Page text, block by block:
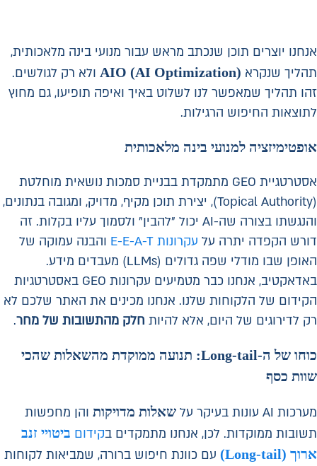
אנחנו יוצרים תוכן שנכתב מראש עבור מנועי בינה מלאכותית,
תהליך שנקרא AIO (AI Optimization) ולא רק לגולשים.
זהו תהליך שמאפשר לנו לשלוט באיך ואיפה תופיעו, גם מחוץ
לתוצאות החיפוש הרגילות.
אופטימיזציה למנועי בינה מלאכותית
אסטרטגיית GEO מתמקדת בבניית סמכות נושאית מוחלטת
(Topical Authority), יצירת תוכן מקיף, מדויק, ומגובה בנתונים,
והנגשתו בצורה שה-AI יכול "להבין" ולסמוך עליו בקלות. זה
דורש הקפדה יתרה על עקרונות E-E-A-T
והבנה עמוקה של
האופן שבו מודלי שפה גדולים (LLMs) מעבדים מידע.
באדאקטיב, אנחנו כבר מטמיעים עקרונות GEO באסטרטגיות
הקידום של הלקוחות שלנו. אנחנו מכינים את האתר שלכם לא
רק לדירוגים של היום, אלא להיות חלק מהתשובות של מחר.
כוחו של ה-Long-tail: תנועה ממוקדת מהשאלות שהכי
שוות כסף
מערכות AI עונות בעיקר על שאלות מדויקות והן מחפשות
תשובות ממוקדות. לכן, אנחנו מתמקדים בקידום ביטויי זנב
ארוך (Long-tail)
עם כוונת חיפוש ברורה, שמביאות לקוחות